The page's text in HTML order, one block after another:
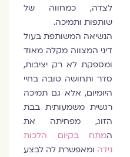
לצדה, כמחווה של
שותפות ותמיכה.
הנשיאה המשותפת בעול
דיני המצווה מקלה מאוד
ומספקת לא רק יציבות,
סדר ותחושה טובה בחיי
היומיום, אלא גם תמיכה
רגשית משמעותית בבת
הזוג, מפחיתה את
מתח בקיום הלכות
נידהומאפשרת לה לבצע